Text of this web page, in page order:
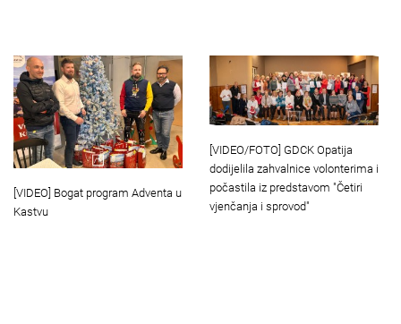
[VIDEO] Bogat program Adventa u
Kastvu
[VIDEO/FOTO] GDCK Opatija
dodijelila zahvalnice volonterima i
počastila iz predstavom "Četiri
vjenčanja i sprovod"